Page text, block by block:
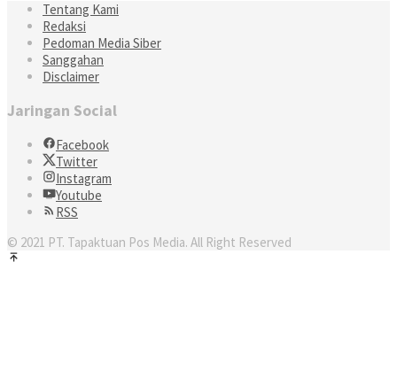
Tentang Kami
Redaksi
Pedoman Media Siber
Sanggahan
Disclaimer
Jaringan Social
Facebook
Twitter
Instagram
Youtube
RSS
© 2021 PT. Tapaktuan Pos Media. All Right Reserved